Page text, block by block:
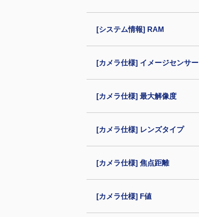
[システム情報] RAM
[カメラ仕様] イメージセンサー
[カメラ仕様] 最大解像度
[カメラ仕様] レンズタイプ
[カメラ仕様] 焦点距離
[カメラ仕様] F値